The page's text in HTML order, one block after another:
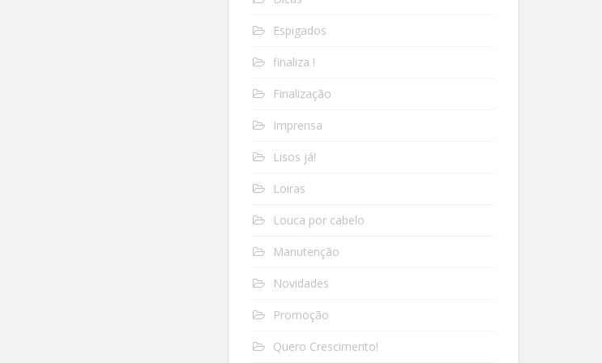
Espigados
finaliza !
Finalização
Imprensa
Lisos já!
Loiras
Louca por cabelo
Manutenção
Novidades
Promoção
Quero Crescimento!